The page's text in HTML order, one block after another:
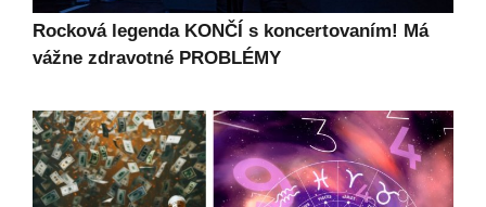
Rocková legenda KONČÍ s koncertovaním! Má
vážne zdravotné PROBLÉMY